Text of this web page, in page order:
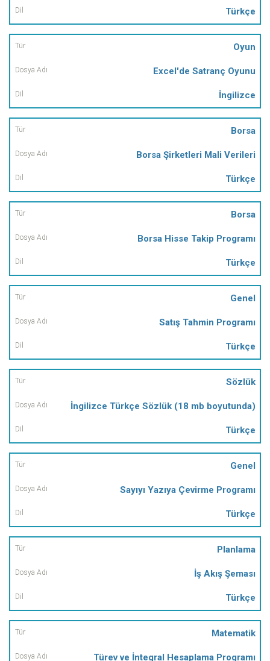
Türkçe
Oyun
Excel'de Satranç Oyunu
İngilizce
Borsa
Borsa Şirketleri Mali Verileri
Türkçe
Borsa
Borsa Hisse Takip Programı
Türkçe
Genel
Satış Tahmin Programı
Türkçe
Sözlük
İngilizce Türkçe Sözlük (18 mb boyutunda)
Türkçe
Genel
Sayıyı Yazıya Çevirme Programı
Türkçe
Planlama
İş Akış Şeması
Türkçe
Matematik
Türev ve İntegral Hesaplama Programı